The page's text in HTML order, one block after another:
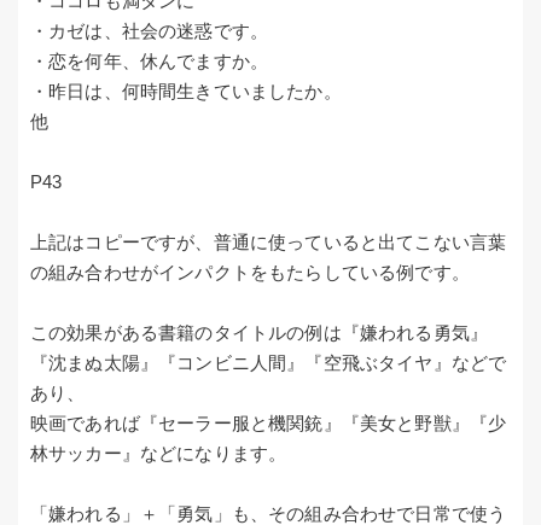
・カゼは、社会の迷惑です。
・恋を何年、休んでますか。
・昨日は、何時間生きていましたか。
他
P43
上記はコピーですが、普通に使っていると出てこない言葉
の組み合わせがインパクトをもたらしている例です。
この効果がある書籍のタイトルの例は『嫌われる勇気』
『沈まぬ太陽』『コンビニ人間』『空飛ぶタイヤ』などで
あり、
映画であれば『セーラー服と機関銃』『美女と野獣』『少
林サッカー』などになります。
「嫌われる」＋「勇気」も、その組み合わせで日常で使う